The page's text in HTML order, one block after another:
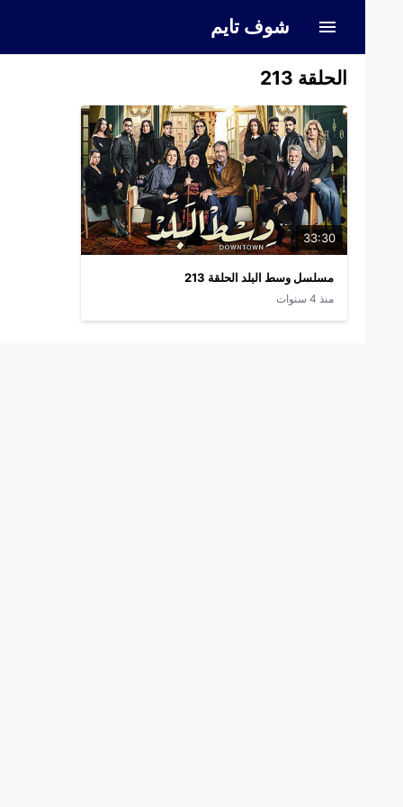
شوف تايم
الحلقة 213
33:30
مسلسل وسط البلد الحلقة 213
منذ 4 سنوات